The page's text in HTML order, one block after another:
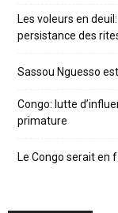
Les voleurs en
persistance des
Sassou Nguesso
Congo: lutte
primature
Le Congo serait en